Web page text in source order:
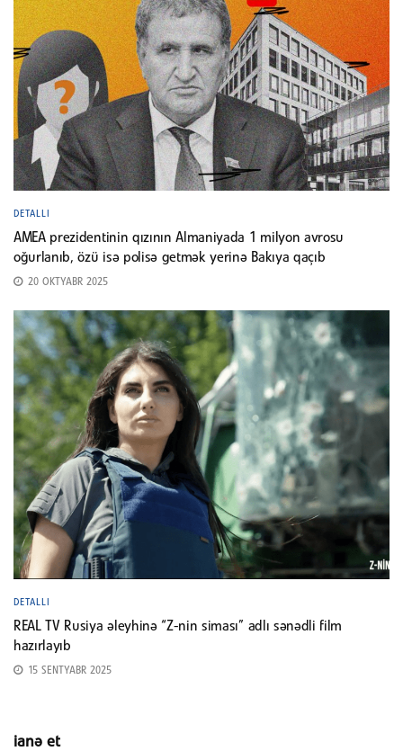
DETALLI
AMEA prezidentinin qızının Almaniyada 1 milyon avrosu
oğurlanıb, özü isə polisə getmək yerinə Bakıya qaçıb
20 OKTYABR 2025
DETALLI
REAL TV Rusiya əleyhinə “Z-nin siması” adlı sənədli film
hazırlayıb
15 SENTYABR 2025
ianə et